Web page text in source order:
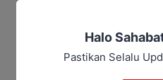
Halo
Pastikan Selalu